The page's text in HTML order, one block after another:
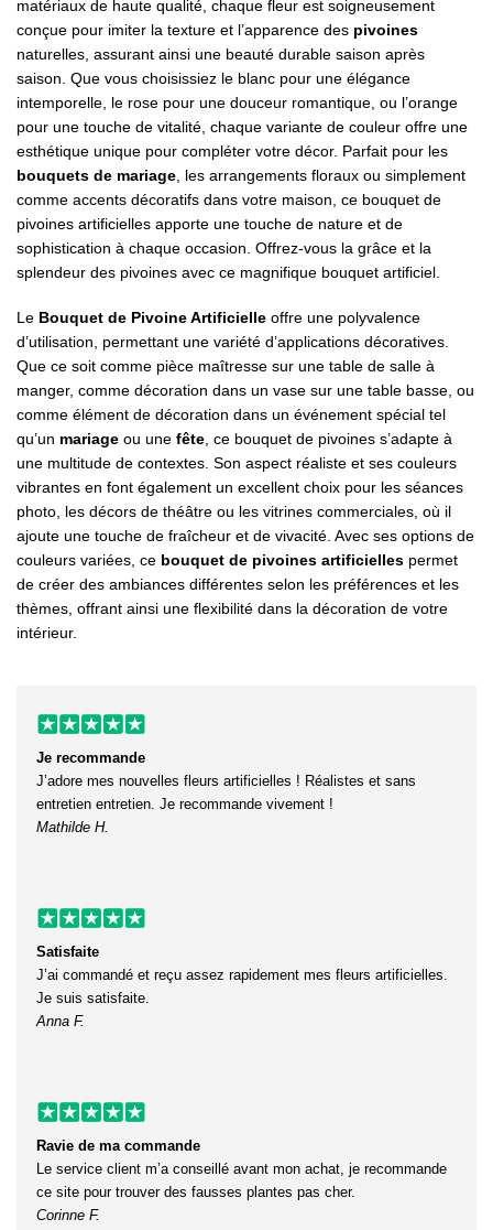
matériaux de haute qualité, chaque fleur est soigneusement
conçue pour imiter la texture et l’apparence des pivoines
naturelles, assurant ainsi une beauté durable saison après
saison. Que vous choisissiez le blanc pour une élégance
intemporelle, le rose pour une douceur romantique, ou l’orange
pour une touche de vitalité, chaque variante de couleur offre une
esthétique unique pour compléter votre décor. Parfait pour les
bouquets de mariage , les arrangements floraux ou simplement
comme accents décoratifs dans votre maison, ce bouquet de
pivoines artificielles apporte une touche de nature et de
sophistication à chaque occasion. Offrez-vous la grâce et la
splendeur des pivoines avec ce magnifique bouquet artificiel.
Le Bouquet de Pivoine Artificielle offre une polyvalence
d’utilisation, permettant une variété d’applications décoratives.
Que ce soit comme pièce maîtresse sur une table de salle à
manger, comme décoration dans un vase sur une table basse, ou
comme élément de décoration dans un événement spécial tel
qu’un mariage ou une fête, ce bouquet de pivoines s’adapte à
une multitude de contextes. Son aspect réaliste et ses couleurs
vibrantes en font également un excellent choix pour les séances
photo, les décors de théâtre ou les vitrines commerciales, où il
ajoute une touche de fraîcheur et de vivacité. Avec ses options de
couleurs variées, ce bouquet de pivoines artificielles permet
de créer des ambiances différentes selon les préférences et les
thèmes, offrant ainsi une flexibilité dans la décoration de votre
intérieur.
Je recommande
J’adore mes nouvelles fleurs artificielles ! Réalistes et sans
entretien entretien. Je recommande vivement !
Mathilde H.
Satisfaite
J’ai commandé et reçu assez rapidement mes fleurs artificielles.
Je suis satisfaite.
Anna F.
Ravie de ma commande
Le service client m’a conseillé avant mon achat, je recommande
ce site pour trouver des fausses plantes pas cher.
Corinne F.